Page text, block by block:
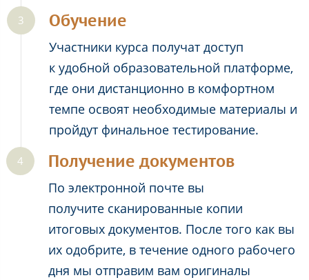
Обучение
Участники курса получат доступ
к удобной образовательной платформе,
где они дистанционно в комфортном
темпе освоят необходимые материалы и
пройдут финальное тестирование.
Получение документов
По электронной почте вы
получите сканированные копии
итоговых документов. После того как вы
их одобрите, в течение одного рабочего
дня мы отправим вам оригиналы